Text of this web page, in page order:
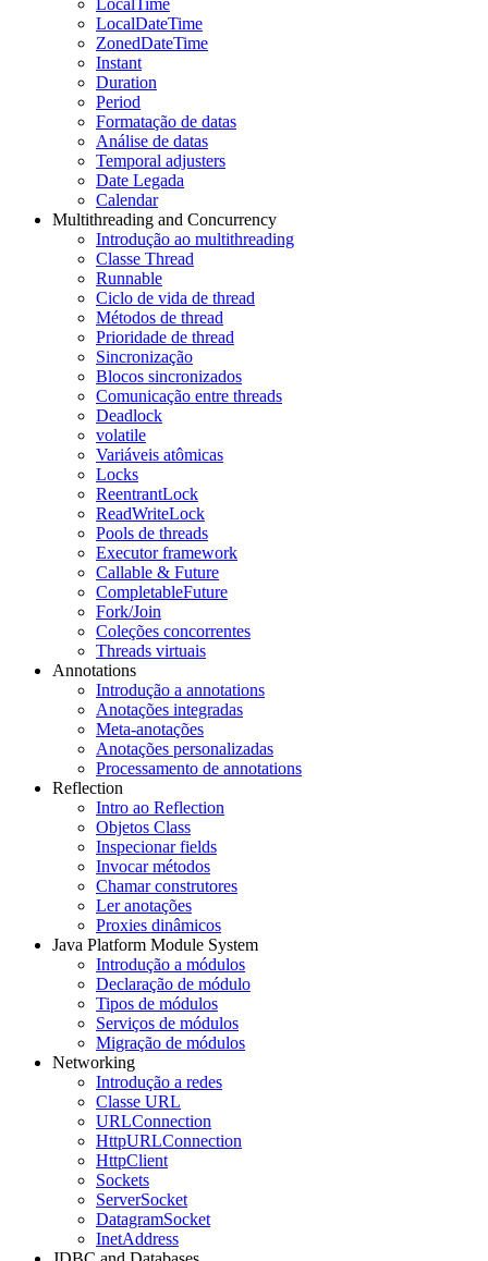
LocalTime
LocalDateTime
ZonedDateTime
Instant
Duration
Period
Formatação de datas
Análise de datas
Temporal adjusters
Date Legada
Calendar
Multithreading and Concurrency
Introdução ao multithreading
Classe Thread
Runnable
Ciclo de vida de thread
Métodos de thread
Prioridade de thread
Sincronização
Blocos sincronizados
Comunicação entre threads
Deadlock
volatile
Variáveis atômicas
Locks
ReentrantLock
ReadWriteLock
Pools de threads
Executor framework
Callable & Future
CompletableFuture
Fork/Join
Coleções concorrentes
Threads virtuais
Annotations
Introdução a annotations
Anotações integradas
Meta-anotações
Anotações personalizadas
Processamento de annotations
Reflection
Intro ao Reflection
Objetos Class
Inspecionar fields
Invocar métodos
Chamar construtores
Ler anotações
Proxies dinâmicos
Java Platform Module System
Introdução a módulos
Declaração de módulo
Tipos de módulos
Serviços de módulos
Migração de módulos
Networking
Introdução a redes
Classe URL
URLConnection
HttpURLConnection
HttpClient
Sockets
ServerSocket
DatagramSocket
InetAddress